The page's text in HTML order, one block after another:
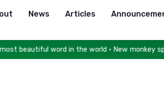
News Articles
word in the world • New monkey species